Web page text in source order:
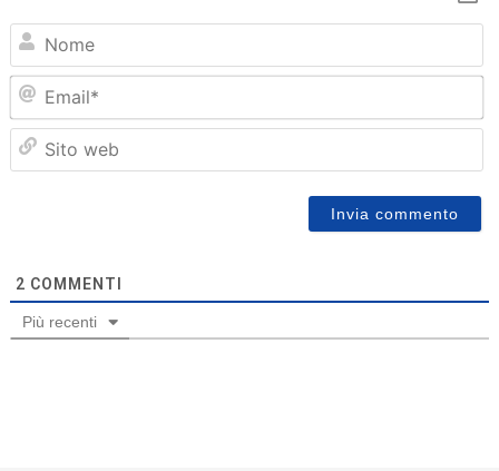
2 COMMENTI
Più recenti